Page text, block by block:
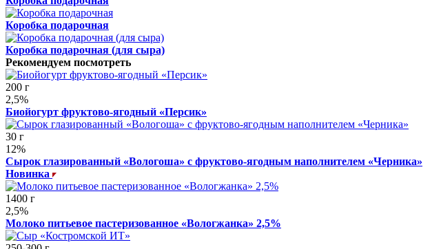
Коробка подарочная
Коробка подарочная (для сыра)
Рекомендуем посмотреть
200 г
2,5%
Биойогурт фруктово-ягодный «Персик»
30 г
12%
Сырок глазированный «Вологоша» с фруктово-ягодным наполнителем «Черника»
Новинка
1400 г
2,5%
Молоко питьевое пастеризованное «Вологжанка» 2,5%